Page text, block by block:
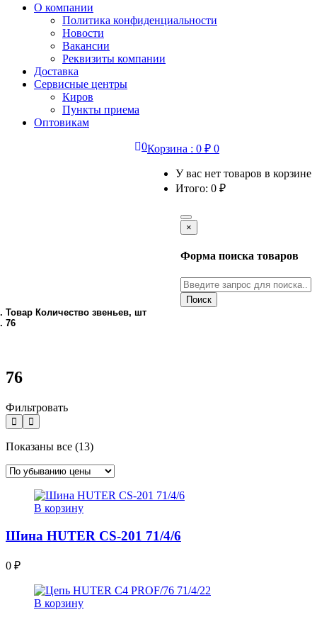
О компании
Политика конфиденциальности
Новости
Вакансии
Реквизиты компании
Доставка
Сервисные центры
Киров
Пункты приема
Оптовикам
Корзина : 0 ₽ 0
У вас нет товаров в корзине
Итого: 0 ₽
0
×
Форма поиска товаров
Поиск
Товар Количество звеньев, шт
76
76
Фильтровать
Показаны все (13)Цены:
убыванию
В корзину
Шина HUTER CS-201 71/4/6
0 ₽
В корзину